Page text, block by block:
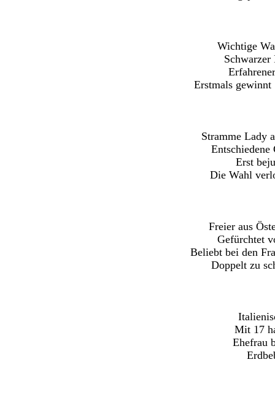
Wichtige
Erstmals
Stramme Lady
Erst
Die Wahl
Freier aus
Gefürchtet
Beliebt bei den
Doppelt zu
Mit 17
Ehefrau